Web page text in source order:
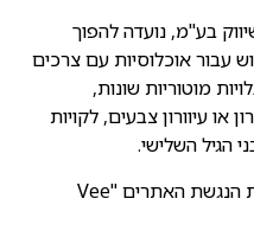
בע"מ, נועדה להפוך
עבור אוכלוסיות עם צרכים
מוטוריות שונות,
או עיוורון צבעים, לקויות
הגיל השלישי.
הנגשת אתר זה בוצעה על ידי חברת הנגשת האתרים "Vee